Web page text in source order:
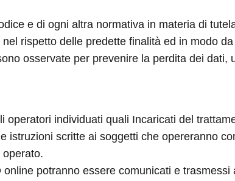
e di ogni altra normativa in materia di
rispetto delle predette finalità ed in modo
osservate per prevenire la perdita dei dati,
individuati quali Incaricati del
scritte ai soggetti che opereranno
potranno essere comunicati e trasmessi